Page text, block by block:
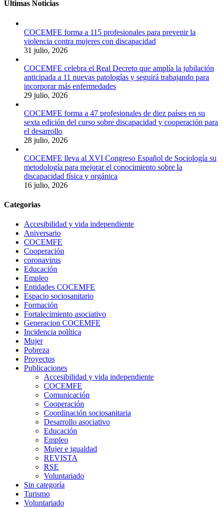
Últimas Noticias
COCEMFE forma a 115 profesionales para prevenir la
violencia contra mujeres con discapacidad
31 julio, 2026
COCEMFE celebra el Real Decreto que amplía la jubilación
anticipada a 11 nuevas patologías y seguirá trabajando para
incorporar más enfermedades
29 julio, 2026
COCEMFE forma a 47 profesionales de diez países en su
sexta edición del curso sobre discapacidad y cooperación para
el desarrollo
28 julio, 2026
COCEMFE lleva al XVI Congreso Español de Sociología su
metodología para mejorar el conocimiento sobre la
discapacidad física y orgánica
16 julio, 2026
Categorias
Accesibilidad y vida independiente
Aniversario
COCEMFE
Cooperación
coronavirus
Educación
Empleo
Entidades COCEMFE
Espacio sociosanitario
Formación
Fortalecimiento asociativo
Generacion COCEMFE
Incidencia política
Mujer
Pobreza
Proyectos
Publicaciones
Accesibilidad y vida independiente
COCEMFE
Comunicación
Cooperación
Coordinación sociosanitaria
Desarrollo asociativo
Educación
Empleo
Mujer e igualdad
REVISTA
RSE
Voluntariado
Sin categoría
Turismo
Voluntariado